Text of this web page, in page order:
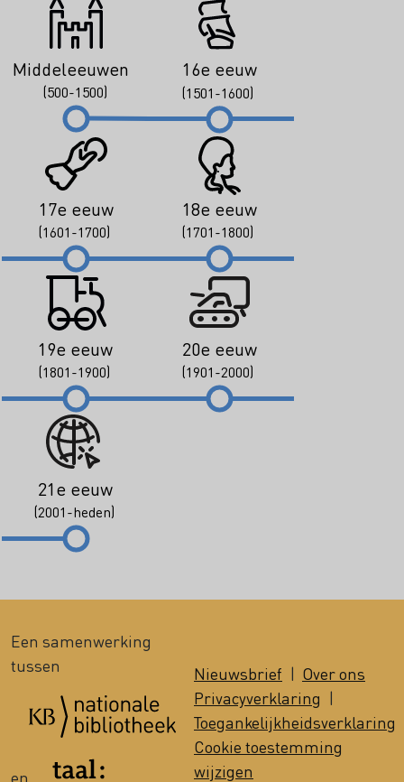
Middeleeuwen
(500-1500)
16e eeuw
(1501-1600)
17e eeuw
(1601-1700)
18e eeuw
(1701-1800)
19e eeuw
(1801-1900)
20e eeuw
(1901-2000)
21e eeuw
(2001-heden)
Een samenwerking
tussen
en
Nieuwsbrief | Over ons
Privacyverklaring |
Toegankelijkheidsverklaring
Cookie toestemming
wijzigen